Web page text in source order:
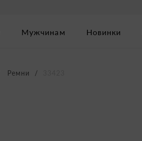
Мужчинам Новинки
Ремни